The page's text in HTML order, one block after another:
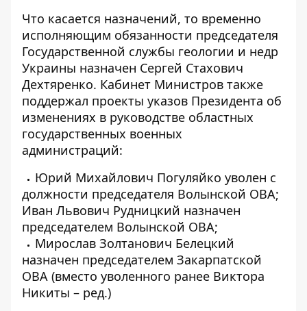
Что касается назначений, то временно
исполняющим обязанности председателя
Государственной службы геологии и недр
Украины назначен Сергей Стахович
Дехтяренко. Кабинет Министров также
поддержал проекты указов Президента об
изменениях в руководстве областных
государственных военных
администраций:
Юрий Михайлович Погуляйко уволен с
должности председателя Волынской ОВА;
Иван Львович Рудницкий назначен
председателем Волынской ОВА;
Мирослав Золтанович Белецкий
назначен председателем Закарпатской
ОВА (вместо уволенного ранее Виктора
Никиты – ред.)